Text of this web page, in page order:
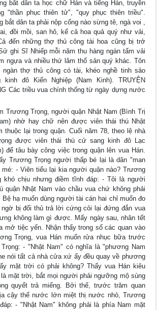
bắt dân ta học chữ Hán và tiếng Hán, truyền
"thần phục thiên tử", "quy phục thiên triều".
bắt dân ta phải nộp cống nào sừng tê, ngà voi ,
đồi mồi, san hô, kể cả hoa quả quý như vải,
đến những thợ thủ công tài hoa cũng bị trở
ghi Sĩ Nhiếp mỗi năm thu hàng ngàn tấm vải
ngựa và nhiều thứ lâm thổ sản quý khác. Tôn
thợ thủ công có tài, khéo nghề tinh sảo
kinh đô Kiến Nghiệp (Nam Kinh). TRUYỆN
Các triều vua chính thống từ ngày dựng nước
Trương Trọng, người quận Nhật Nam (Bình Trị
nhờ hay chữ nên được viên thái thú Nhật
thuộc lại trong quận. Cuối năm 78, theo lệ nhà
được viên thái thú cử sang kinh đô Lạc
để tâu bày công việc trong quận lên vua Hán.
Trương Trọng người thấp bé lại là dân "man
mé: - Viên tiểu lại kia người quận nào? Trương
khó chịu nhưng điềm tĩnh đáp: - Tôi là người
quận Nhật Nam vào chầu vua chứ không phải
hạ muốn dùng người tài cán hai chỉ muốn đo
bị đối thủ trả lời cứng cỏi lại đứng đắn vua
không làm gì được. Mấy ngày sau, nhân tết
mở tiệc yến. Nhận thấy trong số các quan vào
Trọng, vua Hán muốn rửa nhục bữa trước
- "Nhật Nam" có nghĩa là "phương Nam
nói tất cả nhà cửa xứ ấy đều quay về phương
mặt trời có phải không? Thấy vua Hán kiêu
mặt trời, bắt mọi người phải ngưỡng mộ sùng
quyết trả miếng. Bởi thế, trước trăm quan
cậy thế nước lớn miệt thị nước nhỏ, Trương
- "Nhật Nam" không phải là phía Nam mặt